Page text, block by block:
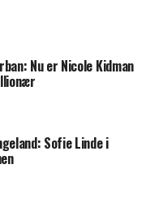
Nu er Nicole Kidman
Sofie Linde i